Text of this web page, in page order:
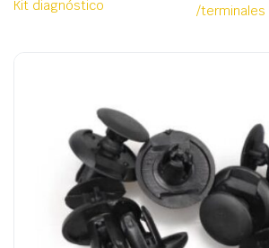
Kit diagnóstico
/terminales